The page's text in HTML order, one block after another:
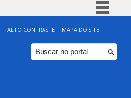
Simplifique!
Comunica BR
Participe
ALTO CONTRASTE MAPA DO SITE